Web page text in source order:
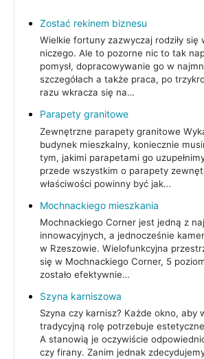
Zostać rekinem biznesu
Wielkie fortuny zazwyczaj rodziły się
niczego. Ale to pozorne nic to tak
pomysł, dopracowywanie go w
szczegółach a także praca, po
razu wkracza się na…
Parapety granitowe
Zewnętrzne parapety granitowe
budynek mieszkalny, koniecznie
tym, jakimi parapetami go
przede wszystkim o parapety
właściwości powinny być jak…
Mochnackiego mieszkania
Mochnackiego Corner jest jedną z
innowacyjnych, a jednocześnie
w Rzeszowie. Wielofunkcyjna
się w Mochnackiego Corner, 5
zostało efektywnie…
Szyna karniszowa
Szyna czy karnisz? Każde okno, aby
tradycyjną rolę potrzebuje
A stanowią je oczywiście
czy firany. Zanim jednak